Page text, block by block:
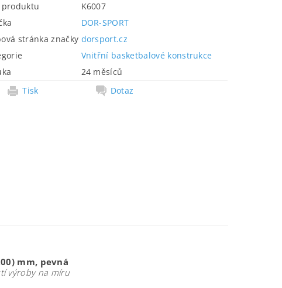
produktu
K6007
DOR-SPORT
stránka značky dorsport.cz
Vnitřní basketbalové konstrukce
24 měsíců
Tisk
Dotaz
mm, pevná
výroby na míru